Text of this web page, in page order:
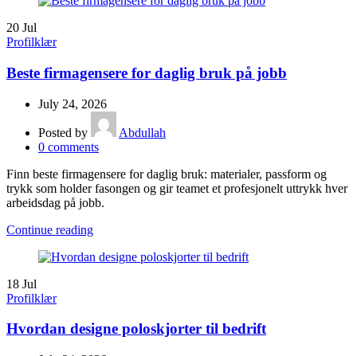
20 Jul
Profilklær
Beste firmagensere for daglig bruk på jobb
July 24, 2026
Posted by
Abdullah
0 comments
Finn beste firmagensere for daglig bruk: materialer, passform og
trykk som holder fasongen og gir teamet et profesjonelt uttrykk hver
arbeidsdag på jobb.
Continue reading
18 Jul
Profilklær
Hvordan designe poloskjorter til bedrift